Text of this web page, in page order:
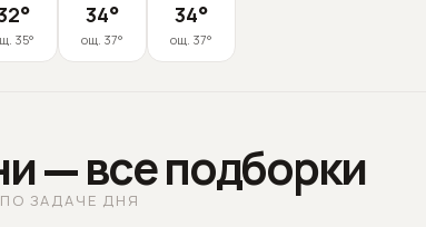
°
35°
34°
ощ. 37°
34°
ощ. 37°
— все подборки
ПО ЗАДАЧЕ ДНЯ